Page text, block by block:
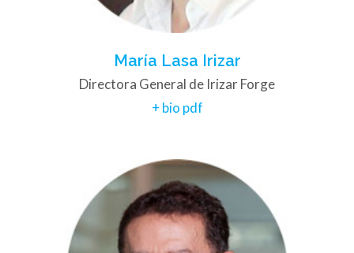
María Lasa Irizar
Directora General de Irizar Forge
+ bio pdf